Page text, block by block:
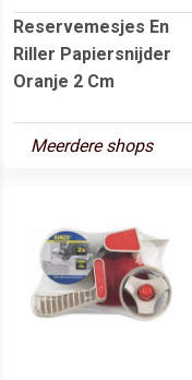
Reservemesjes En
Riller Papiersnijder
Oranje 2 Cm
Meerdere shops